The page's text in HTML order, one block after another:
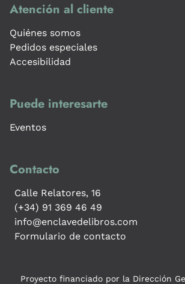
Atención al cliente
Quiénes somos
Pedidos especiales
Accesibilidad
Puede interesarte
Eventos
Contacto
Calle Relatores, 16
(+34) 91 369 46 49
info@enclavedelibros.com
Formulario de contacto
Proyecto financiado por la Dirección